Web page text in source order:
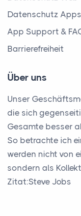
Datenschutz Apps
App Support &
Barrierefreiheit
Über uns
Unser
die sich
Gesamte besser
So betrachte ich
werden nicht von
sondern als
Zitat:Steve Jobs